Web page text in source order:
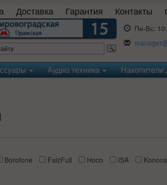
Доставка Гарантия Контакты
Пн-Вс:
Аудио техника
Borofone FaizFull Hoco ISA Konoos